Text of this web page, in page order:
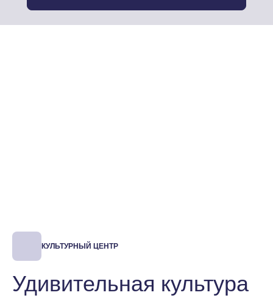
КУЛЬТУРНЫЙ ЦЕНТР
Удивительная культура